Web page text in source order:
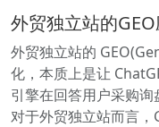
外贸独立站的
外贸独立站的
化，本质上是让
引擎在回答用户采购询
对于外贸独立站而言，